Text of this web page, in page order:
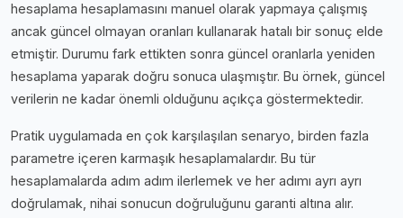
hesaplama hesaplamasını manuel olarak yapmaya çalışmış
ancak güncel olmayan oranları kullanarak hatalı bir sonuç elde
etmiştir. Durumu fark ettikten sonra güncel oranlarla yeniden
hesaplama yaparak doğru sonuca ulaşmıştır. Bu örnek, güncel
verilerin ne kadar önemli olduğunu açıkça göstermektedir.
Pratik uygulamada en çok karşılaşılan senaryo, birden fazla
parametre içeren karmaşık hesaplamalardır. Bu tür
hesaplamalarda adım adım ilerlemek ve her adımı ayrı ayrı
doğrulamak, nihai sonucun doğruluğunu garanti altına alır.